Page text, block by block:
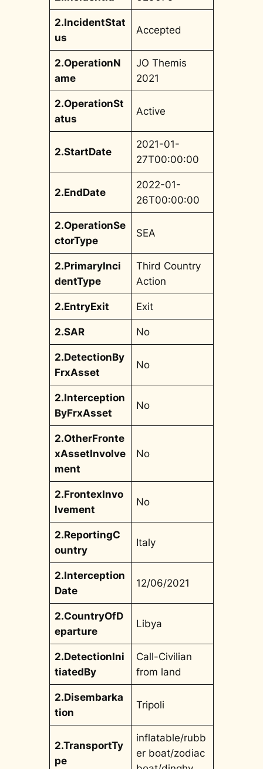
2.IncidentStat
us
Accepted
2.OperationN
ame
JO Themis
2021
2.OperationSt
atus
Active
2.StartDate
2021-01-
27T00:00:00
2.EndDate
2022-01-
26T00:00:00
2.OperationSe
ctorType
SEA
2.PrimaryInci
dentType
Third Country
Action
2.EntryExit Exit
2.SAR No
2.DetectionBy
FrxAsset
No
2.Interception
ByFrxAsset
No
2.OtherFronte
xAssetInvolve
ment
No
2.FrontexInvo
lvement
No
2.ReportingC
ountry
Italy
2.Interception
Date
12/06/2021
2.CountryOfD
eparture
Libya
2.DetectionIni
tiatedBy
Call-Civilian
from land
2.Disembarka
tion
Tripoli
2.TransportTy
pe
inflatable/rubb
er boat/zodiac